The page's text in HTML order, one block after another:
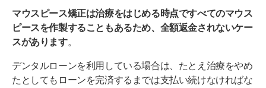
マウスピース矯正は治療をはじめる時点ですべてのマウス
ピースを作製することもあるため、全額返金されないケー
スがあります。
デンタルローンを利用している場合は、たとえ治療をやめ
たとしてもローンを完済するまでは支払い続けなければな